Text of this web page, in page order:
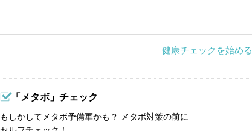
健康チェックを始める
「メタボ」チェック
もしかしてメタボ予備軍かも？ メタボ対策の前に